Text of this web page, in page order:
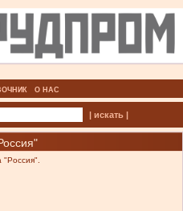
О НАС
| искать |
"Россия".